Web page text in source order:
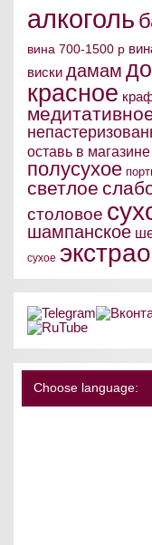
алкоголь
вина 700-1500 р
виски дамам
красное
оставь в магазине
полусухое
светлое
столовое
шампанское
сухое
Choose language: